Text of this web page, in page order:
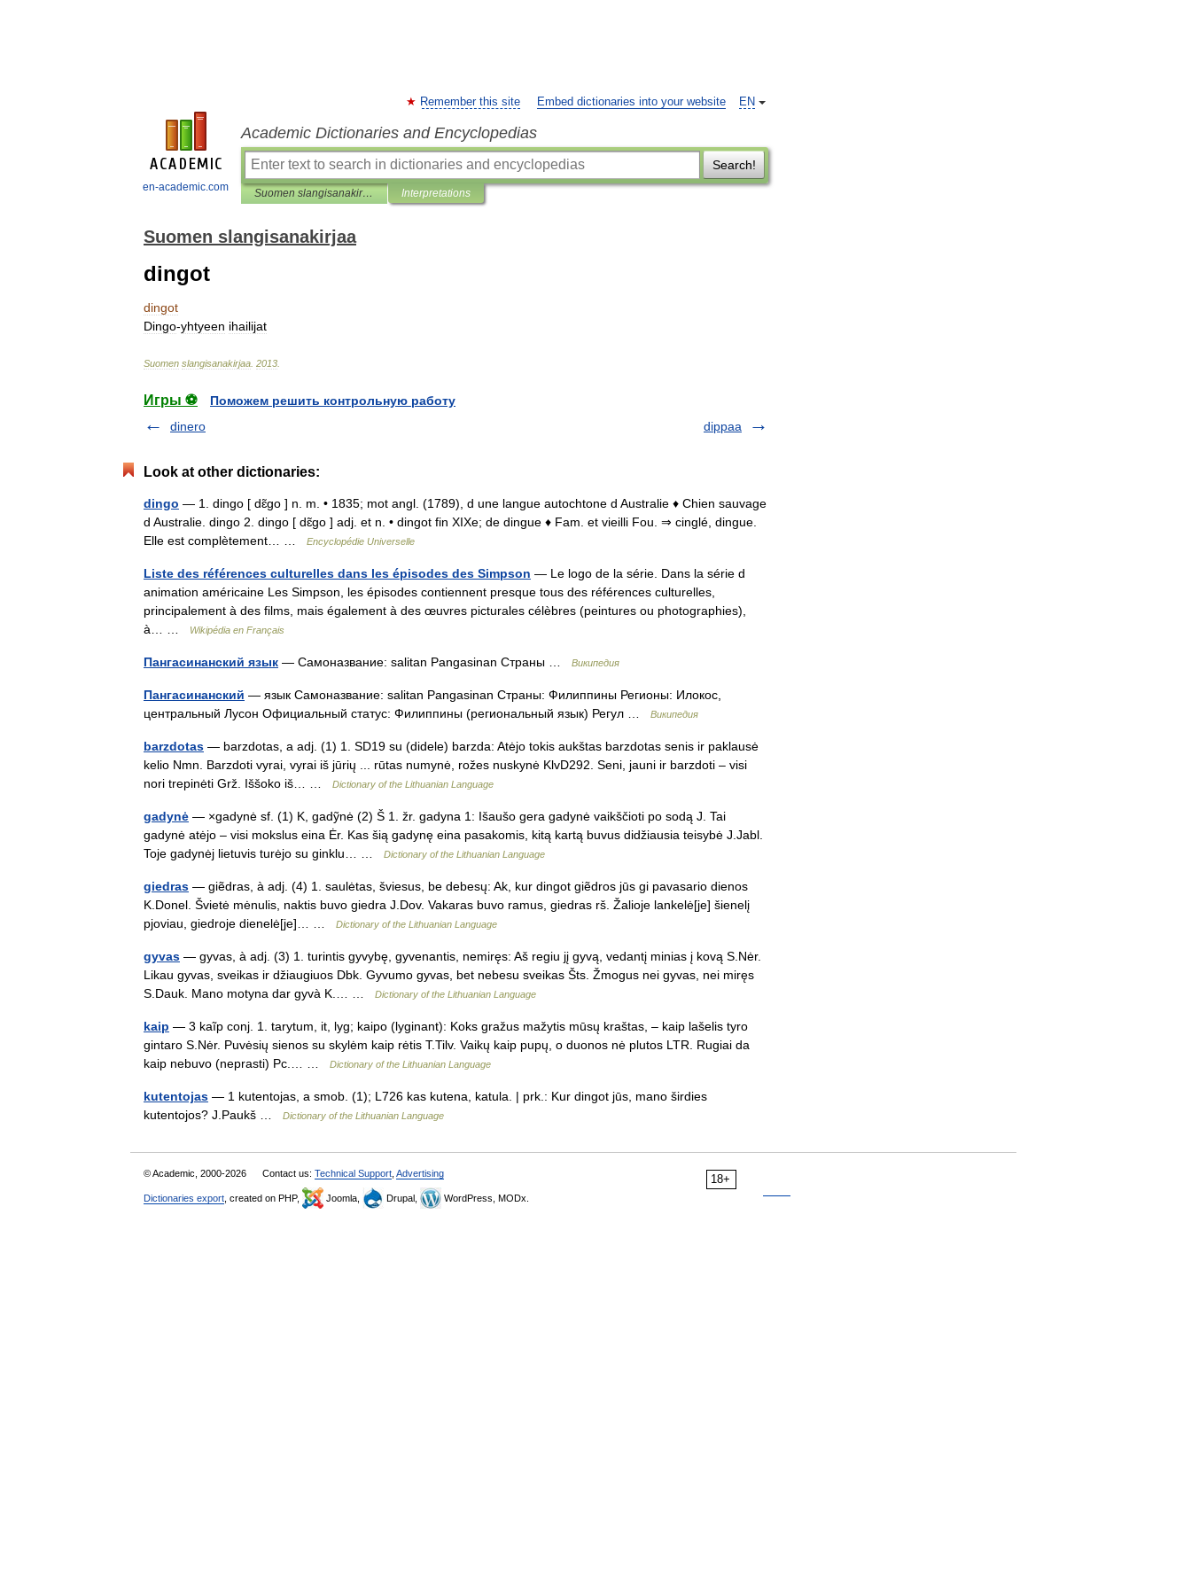
en-academic.com
EN
Remember this site Embed dictionaries into your website
Academic Dictionaries and Encyclopedias
Search!
Suomen slangisanakirjaa Interpretations
Suomen slangisanakirjaa
dingot
dingot
Dingo-yhtyeen ihailijat
Suomen slangisanakirjaa 2013
Игры ⚽
Поможем решить контрольную работу
dinero
dippaa
Look at other dictionaries:
dingo — 1. dingo [ dɛ̃go ] n. m. • 1835; mot angl. (1789), d une langue autochtone d Australie ♦ Chien sauvage
d Australie. dingo 2. dingo [ dɛ̃go ] adj. et n. • dingot fin XIXe; de dingue ♦ Fam. et vieilli Fou. ⇒ cinglé, dingue.
Elle est complètement… …
Encyclopédie Universelle
Liste des références culturelles dans les épisodes des Simpson — Le logo de la série. Dans la série d
animation américaine Les Simpson, les épisodes contiennent presque tous des références culturelles,
principalement à des films, mais également à des œuvres picturales célèbres (peintures ou photographies),
à… …
Wikipédia en Français
Пангасинанский язык — Самоназвание: salitan Pangasinan Страны … Википедия
Пангасинанский — язык Самоназвание: salitan Pangasinan Страны: Филиппины Регионы: Илокос,
центральный Лусон Официальный статус: Филиппины (региональный язык) Регул …
Википедия
barzdotas — barzdotas, a adj. (1) 1. SD19 su (didele) barzda: Atėjo tokis aukštas barzdotas senis ir paklausė
kelio Nmn. Barzdoti vyrai, vyrai iš jūrių ... rūtas numynė, rožes nuskynė KlvD292. Seni, jauni ir barzdoti – visi
nori trepinėti Grž. Iššoko iš… …
Dictionary of the Lithuanian Language
gadynė — ×gadynė sf. (1) K, gadỹnė (2) Š 1. žr. gadyna 1: Išaušo gera gadynė vaikščioti po sodą J. Tai
gadynė atėjo – visi mokslus eina Ėr. Kas šią gadynę eina pasakomis, kitą kartą buvus didžiausia teisybė J.Jabl.
Toje gadynėj lietuvis turėjo su ginklu… …
Dictionary of the Lithuanian Language
giedras — giẽdras, à adj. (4) 1. saulėtas, šviesus, be debesų: Ak, kur dingot giẽdros jūs gi pavasario dienos
K.Donel. Švietė mėnulis, naktis buvo giedra J.Dov. Vakaras buvo ramus, giedras rš. Žalioje lankelė[je] šienelį
pjoviau, giedroje dienelė[je]… …
Dictionary of the Lithuanian Language
gyvas — gyvas, à adj. (3) 1. turintis gyvybę, gyvenantis, nemiręs: Aš regiu jį gyvą, vedantį minias į kovą S.Nėr.
Likau gyvas, sveikas ir džiaugiuos Dbk. Gyvumo gyvas, bet nebesu sveikas Šts. Žmogus nei gyvas, nei miręs
S.Dauk. Mano motyna dar gyvà K.… …
Dictionary of the Lithuanian Language
kaip — 3 kaĩp conj. 1. tarytum, it, lyg; kaipo (lyginant): Koks gražus mažytis mūsų kraštas, – kaip lašelis tyro
gintaro S.Nėr. Puvėsių sienos su skylėm kaip rėtis T.Tilv. Vaikų kaip pupų, o duonos nė plutos LTR. Rugiai da
kaip nebuvo (neprasti) Pc.… …
Dictionary of the Lithuanian Language
kutentojas — 1 kutentojas, a smob. (1); L726 kas kutena, katula. | prk.: Kur dingot jūs, mano širdies
kutentojos? J.Paukš …
Dictionary of the Lithuanian Language
18+
© Academic, 2000-2026 Contact us: Technical Support Advertising
Dictionaries export , created on PHP, Joomla, Drupal, WordPress, MODx.